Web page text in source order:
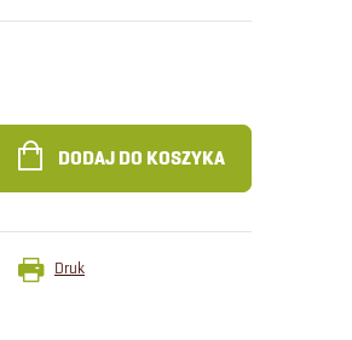
DODAJ DO KOSZYKA
Druk